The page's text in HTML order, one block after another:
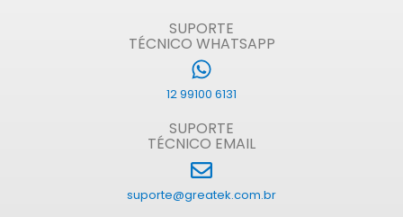
SUPORTE
TÉCNICO WHATSAPP
12 99100 6131
SUPORTE
TÉCNICO EMAIL
suporte@greatek.com.br